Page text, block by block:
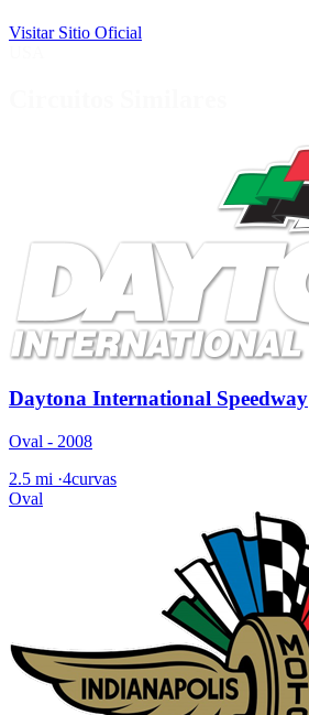
Visitar Sitio Oficial
Daytona International Speedway
Oval - 2008
2.5 mi ·4curvas
Oval